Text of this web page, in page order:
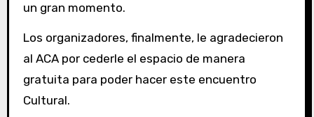
un gran momento.
Los organizadores, finalmente, le agradecieron
al ACA por cederle el espacio de manera
gratuita para poder hacer este encuentro
Cultural.